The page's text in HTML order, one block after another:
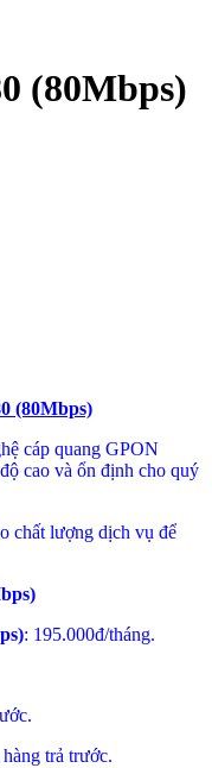
(80Mbps)
(80Mbps)
cáp quang GPON
cao và ổn định cho quý
chất lượng dịch vụ để
: 195.000đ/tháng.
trả trước.